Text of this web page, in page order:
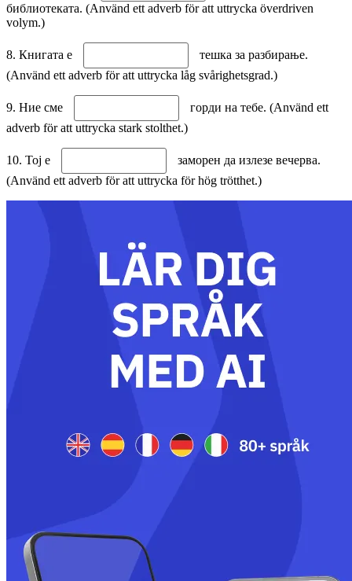
библиотеката. (Använd ett adverb för att uttrycka överdriven
volym.)
8. Книгата е
тешка за разбирање.
(Använd ett adverb för att uttrycka låg svårighetsgrad.)
9. Ние сме
горди на тебе. (Använd ett
adverb för att uttrycka stark stolthet.)
10. Тој е
заморен да излезе вечерва.
(Använd ett adverb för att uttrycka för hög trötthet.)